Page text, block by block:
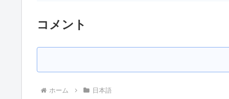
コメント
ホーム 日本語